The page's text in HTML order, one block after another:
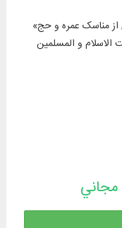
از مناسک عمره و حج»
الاسلام و المسلمین
مجاني